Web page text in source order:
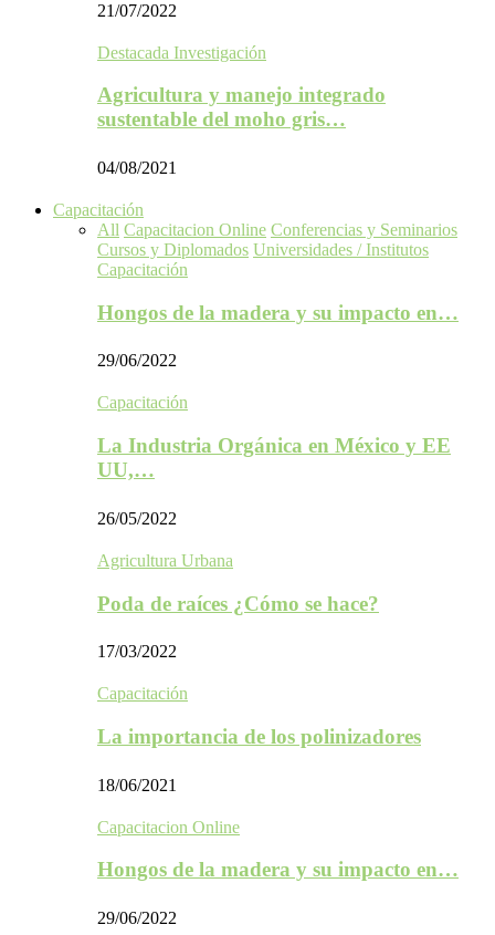
21/07/2022
Destacada Investigación
Agricultura y manejo integrado
sustentable del moho gris…
04/08/2021
Capacitación
All Capacitacion Online Conferencias y Seminarios
Cursos y Diplomados Universidades / Institutos
Capacitación
Hongos de la madera y su impacto en…
29/06/2022
Capacitación
La Industria Orgánica en México y EE
UU,…
26/05/2022
Agricultura Urbana
Poda de raíces ¿Cómo se hace?
17/03/2022
Capacitación
La importancia de los polinizadores
18/06/2021
Capacitacion Online
Hongos de la madera y su impacto en…
29/06/2022